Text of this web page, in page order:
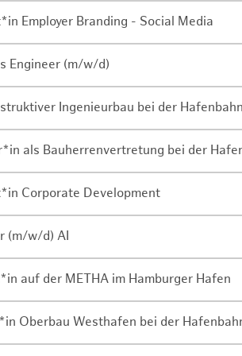
Employer Branding - Social Media
Engineer (m/w/d)
Ingenieurbau bei der Hafenbahn
als Bauherrenvertretung bei der
Corporate Development
(m/w/d) AI
auf der METHA im Hamburger Hafen
Oberbau Westhafen bei der